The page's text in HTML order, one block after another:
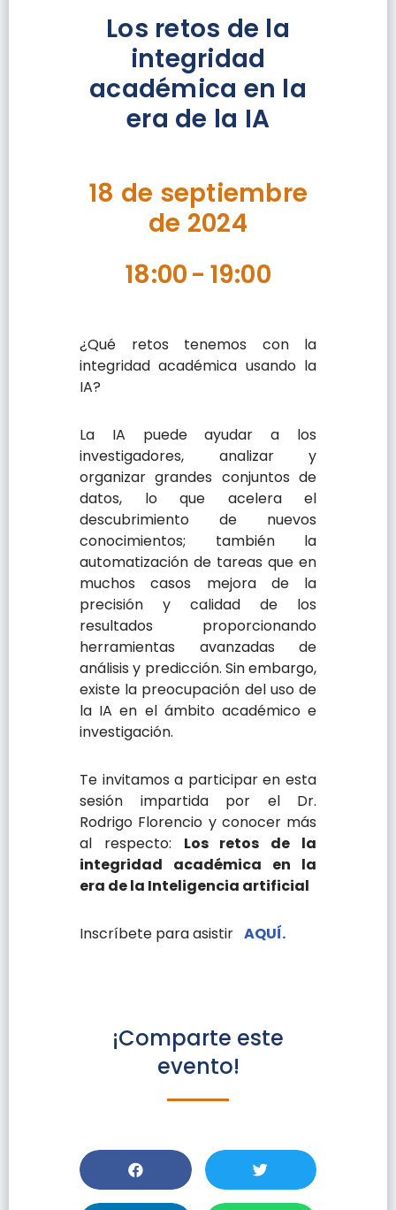
Los retos de la
integridad
académica en la
era de la IA
18 de septiembre
de 2024
18:00- 19:00
¿Qué retos tenemos con la
integridad académica usando la
IA?
La IA puede ayudar a los
investigadores, analizar y
organizar grandes conjuntos de
datos, lo que acelera el
descubrimiento de nuevos
conocimientos; también la
automatización de tareas que en
muchos casos mejora de la
precisión y calidad de los
resultados proporcionando
herramientas avanzadas de
análisis y predicción. Sin embargo,
existe la preocupación del uso de
la IA en el ámbito académico e
investigación.
Te invitamos a participar en esta
sesión impartida por el Dr.
Rodrigo Florencio y conocer más
al respecto: Los retos de la
integridad académica en la
era de la Inteligencia artificial
Inscríbete para asistir AQUÍ.
¡Comparte este
evento!